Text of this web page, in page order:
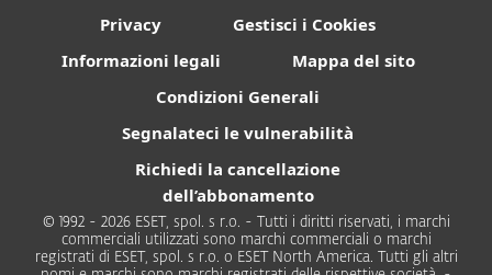
Privacy
Gestisci i Cookies
Informazioni legali
Mappa del sito
Condizioni Generali
Segnalateci le vulnerabilità
Richiedi la cancellazione
dell’abbonamento
© 1992 - 2026 ESET, spol. s r.o. - Tutti i diritti riservati, i marchi
commerciali utilizzati sono marchi commerciali o marchi
registrati di ESET, spol. s r.o. o ESET North America. Tutti gli altri